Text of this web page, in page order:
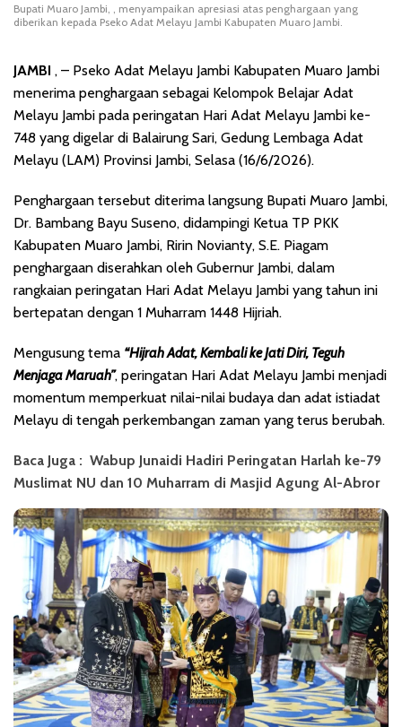
Bupati Muaro Jambi, , menyampaikan apresiasi atas penghargaan yang
diberikan kepada Pseko Adat Melayu Jambi Kabupaten Muaro Jambi.
JAMBI , – Pseko Adat Melayu Jambi Kabupaten Muaro Jambi
menerima penghargaan sebagai Kelompok Belajar Adat
Melayu Jambi pada peringatan Hari Adat Melayu Jambi ke-
748 yang digelar di Balairung Sari, Gedung Lembaga Adat
Melayu (LAM) Provinsi Jambi, Selasa (16/6/2026).
Penghargaan tersebut diterima langsung Bupati Muaro Jambi,
Dr. Bambang Bayu Suseno, didampingi Ketua TP PKK
Kabupaten Muaro Jambi, Ririn Novianty, S.E. Piagam
penghargaan diserahkan oleh Gubernur Jambi, dalam
rangkaian peringatan Hari Adat Melayu Jambi yang tahun ini
bertepatan dengan 1 Muharram 1448 Hijriah.
Mengusung tema “Hijrah Adat, Kembali ke Jati Diri, Teguh
Menjaga Maruah”, peringatan Hari Adat Melayu Jambi menjadi
momentum memperkuat nilai-nilai budaya dan adat istiadat
Melayu di tengah perkembangan zaman yang terus berubah.
Baca Juga : Wabup Junaidi Hadiri Peringatan Harlah ke-79
Muslimat NU dan 10 Muharram di Masjid Agung Al-Abror